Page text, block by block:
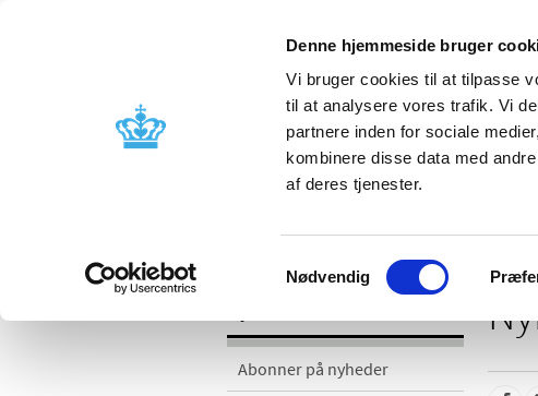
Denne hjemmeside bruger
Vi bruger cookies til at tilpasse
til at analysere vores trafik. Vi
partnere inden for sociale
kombinere disse data med
af deres tjenester.
Samtykkevalg
Nødvendig
Godkendelse og
Bivirkninger og
produktinformation
Abonner på nyheder